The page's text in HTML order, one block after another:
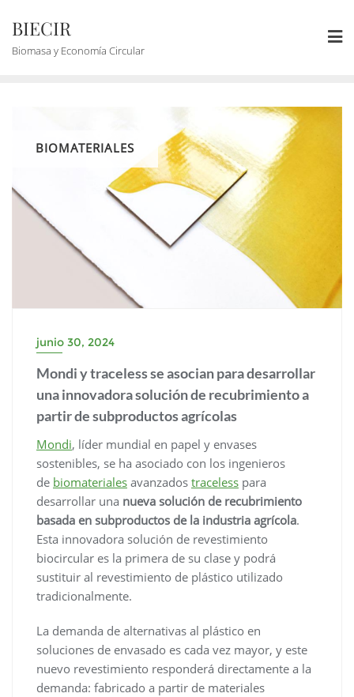
BIECIR
Biomasa y Economía Circular
BIOMATERIALES
junio 30, 2024
Mondi y traceless se asocian para desarrollar
una innovadora solución de recubrimiento a
partir de subproductos agrícolas
Mondi, líder mundial en papel y envases
sostenibles, se ha asociado con los ingenieros
de biomateriales avanzados traceless para
desarrollar una nueva solución de recubrimiento
basada en subproductos de la industria agrícola.
Esta innovadora solución de revestimiento
biocircular es la primera de su clase y podrá
sustituir al revestimiento de plástico utilizado
tradicionalmente.
La demanda de alternativas al plástico en
soluciones de envasado es cada vez mayor, y este
nuevo revestimiento responderá directamente a la
demanda: fabricado a partir de materiales